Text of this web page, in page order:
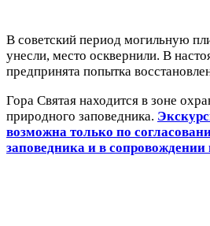
В советский период могильную
унесли, место осквернили. В
предпринята попытка
Гора Святая находится в зоне
природного заповедника.
возможна только по
заповедника и в сопровождении